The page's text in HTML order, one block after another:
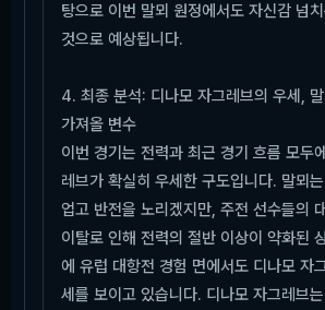
탕으로 이번 말뫼 원정에서도 자신감 넘
것으로 예상됩니다.
4. 최종 분석: 디나모 자그레브의 우세, 말
가져올 변수
이번 경기는 전력과 최근 경기 흐름 모두
레브가 확실히 우세한 구도입니다. 말뫼
업고 반전을 노리겠지만, 주전 선수들의
이탈로 인해 전력의 절반 이상이 약화된
에 유럽 대항전 경험 면에서도 디나모 자
세를 보이고 있습니다. 디나모 자그레브